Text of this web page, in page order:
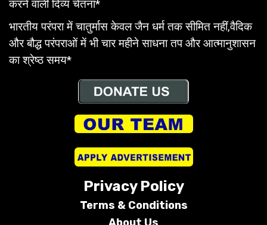
करने वाली दिव्य चेतना*
भारतीय परंपरा में चातुर्मास केवल जैन धर्म तक सीमित नहीं,वैदिक
और बौद्ध परंपराओं में भी चार महीने साधना तप और आत्मानुशासन
का श्रेष्ठ समय*
Privacy Policy
Terms & Conditions